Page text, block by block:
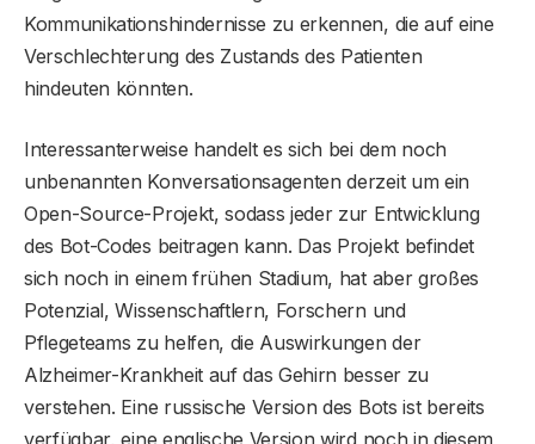
Kommunikationshindernisse zu erkennen, die auf eine
Verschlechterung des Zustands des Patienten
hindeuten könnten.
Interessanterweise handelt es sich bei dem noch
unbenannten Konversationsagenten derzeit um ein
Open-Source-Projekt, sodass jeder zur Entwicklung
des Bot-Codes beitragen kann. Das Projekt befindet
sich noch in einem frühen Stadium, hat aber großes
Potenzial, Wissenschaftlern, Forschern und
Pflegeteams zu helfen, die Auswirkungen der
Alzheimer-Krankheit auf das Gehirn besser zu
verstehen. Eine russische Version des Bots ist bereits